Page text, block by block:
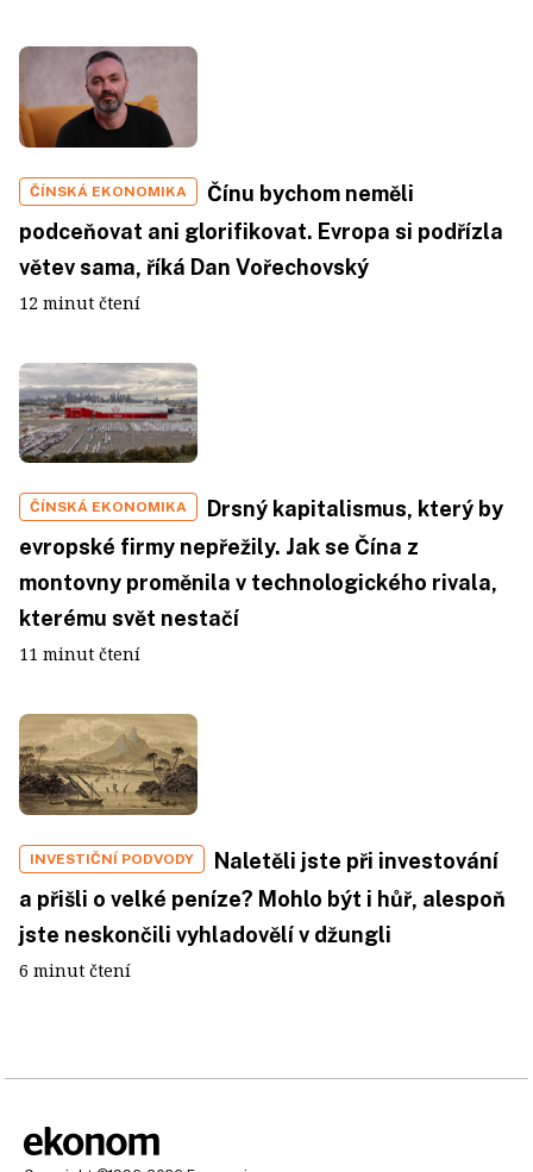
ČÍNSKÁ EKONOMIKA
Čínu bychom neměli
podceňovat ani glorifikovat. Evropa si podřízla
větev sama, říká Dan Vořechovský
12 minut čtení
ČÍNSKÁ EKONOMIKA
Drsný kapitalismus, který by
evropské firmy nepřežily. Jak se Čína z
montovny proměnila v technologického rivala,
kterému svět nestačí
11 minut čtení
INVESTIČNÍ PODVODY
Naletěli jste při investování
a přišli o velké peníze? Mohlo být i hůř, alespoň
jste neskončili vyhladovělí v džungli
6 minut čtení